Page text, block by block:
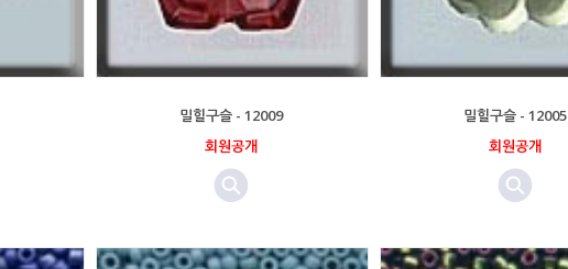
밀힐구슬 - 12009
회원공개
밀힐구슬 - 12005
회원공개